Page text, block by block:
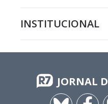
INSTITUCIONAL
JORNAL